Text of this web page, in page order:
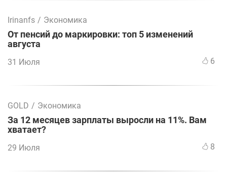
Irinanfs / Экономика
От пенсий до маркировки: топ 5 изменений
августа
31 Июля 6
GOLD / Экономика
За 12 месяцев зарплаты выросли на 11%. Вам
хватает?
29 Июля 8